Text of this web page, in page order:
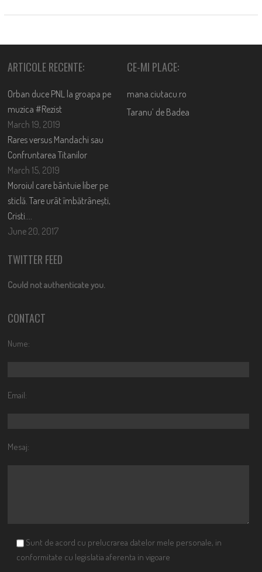
ARTICOLE RECENTE:
Orban duce PNL la groapa pe
muzica #Rezist
March 19, 2019
Rares versus Mandachi sau
Confruntarea Titanilor
March 15, 2019
Moroiul care bântuie liber pe
sticlă. Tare urât îmbătrânești,
Cristi….
June 20, 2017
CE-MI PLACE:
mana.ciutacu.ro
Taranu’ de Badea
TWITTER FEED
Could not authenticate you.
CONTACT
Nume:
Email:
Mesaj:
Sunt de acord cu prelucrarea datelor mele personale, in
conformitate cu legislatia aferenta in vigoare